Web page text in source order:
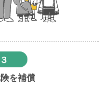
３
を補償